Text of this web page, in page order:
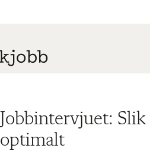
Jobbintervjuet:
optimalt